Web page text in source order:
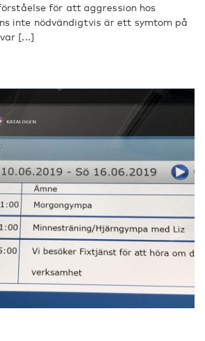
för att aggression hos
inte nödvändigtvis är ett symtom på
[...]